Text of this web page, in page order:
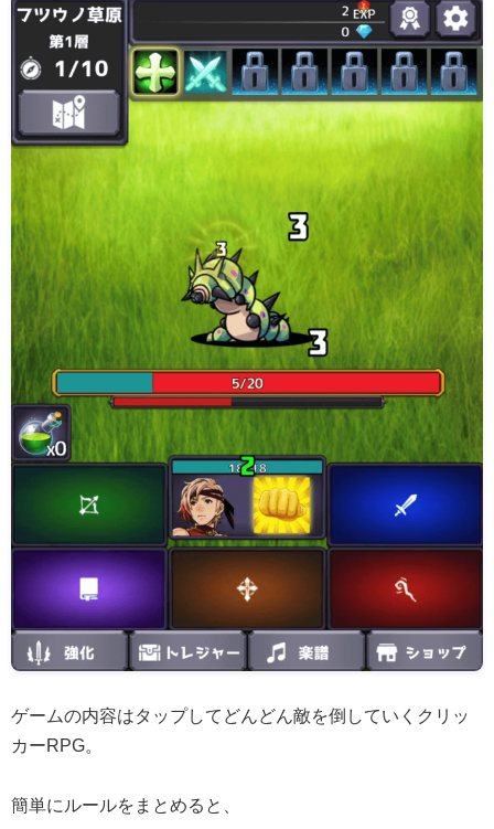
ゲームの内容はタップしてどんどん敵を倒していくクリッ
カーRPG。
簡単にルールをまとめると、